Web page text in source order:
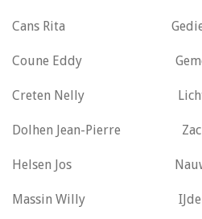
Cans Rita
Coune Eddy
Creten Nelly
Dolhen Jean-Pierre
Helsen Jos
Massin Willy IJdele